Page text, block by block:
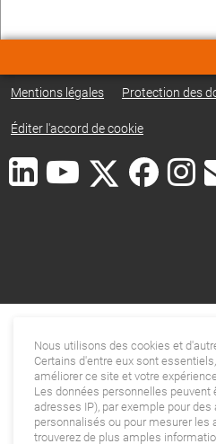
Mentions légales Protection des
Éditer l'accord de cookie
Nous utilisons des cookies et
Certains d'entre eux sont
améliorer ce site et votre
Les données personnelles peuvent
adresses IP), par exemple pour
personnalisés ou pour mesurer les
trouverez de plus amples